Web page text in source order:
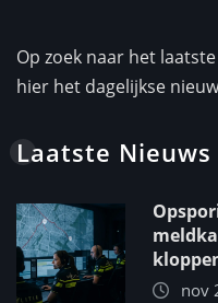
Op zoek naar het
hier het dagelijkse
Laatste Nieuws
nov